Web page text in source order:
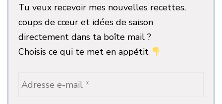
Tu veux recevoir mes nouvelles recettes,
coups de cœur et idées de saison
directement dans ta boîte mail ?
Choisis ce qui te met en appétit